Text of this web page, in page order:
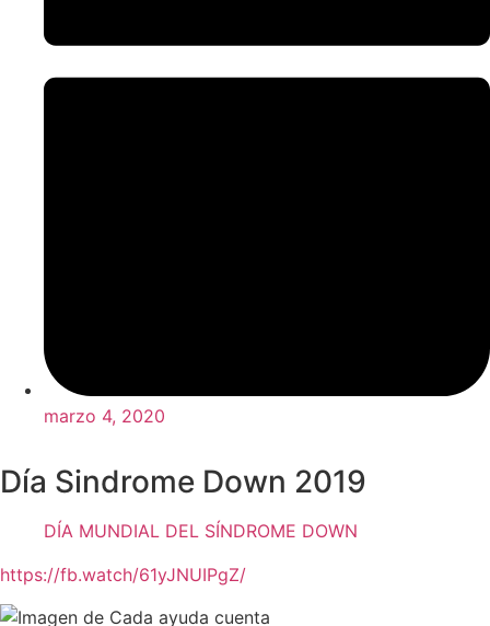
marzo 4, 2020
Día Sindrome Down 2019
DÍA MUNDIAL DEL SÍNDROME DOWN
https://fb.watch/61yJNUIPgZ/